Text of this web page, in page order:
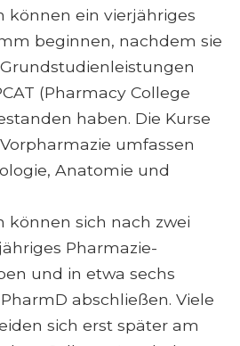
können ein vierjähriges
beginnen, nachdem sie
(Pharmacy College
haben. Die Kurse
umfassen
Anatomie und
können sich nach zwei
Pharmazie-
und in etwa sechs
abschließen. Viele
sich erst später am